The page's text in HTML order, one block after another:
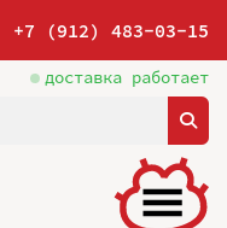
+7 (912) 483-03-15
доставка работает